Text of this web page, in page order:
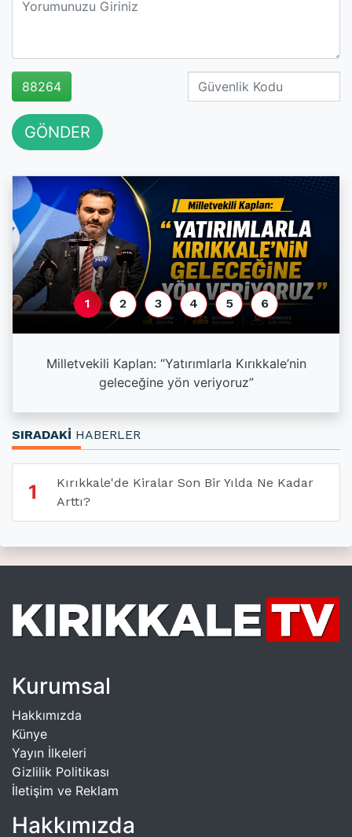
88264
GÖNDER
Milletvekili Kaplan: “Yatırımlarla Kırıkkale’nin
geleceğine yön veriyoruz”
1 2 3 4 5 6
SIRADAKİ HABERLER
1
Kırıkkale'de Kiralar Son Bir Yılda Ne Kadar
Arttı?
Kurumsal
Hakkımızda
Künye
Yayın İlkeleri
Gizlilik Politikası
İletişim ve Reklam
Hakkımızda